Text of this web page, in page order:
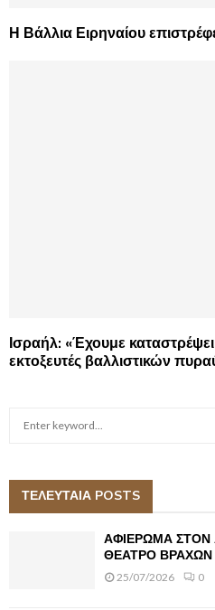
Η Βάλλια Ειρηναίου
Ισραήλ: «Έχουμε
εκτοξευτές βαλλιστικών
h
ΤΕΛΕΥΤΑΙΑ POSTS
ΑΦΙΕΡΩΜΑ ΣΤΟΝ
ΘΕΑΤΡΟ ΒΡΑΧΩΝ
25/07/2026 0